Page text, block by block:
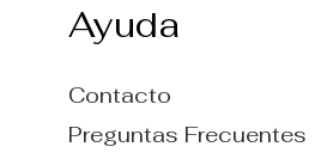
Ayuda
Contacto
Preguntas Frecuentes